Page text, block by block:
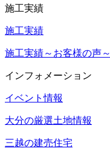
施工実績
施工実績
施工実績～お客様の声～
インフォメーション
イベント情報
大分の厳選土地情報
三越の建売住宅